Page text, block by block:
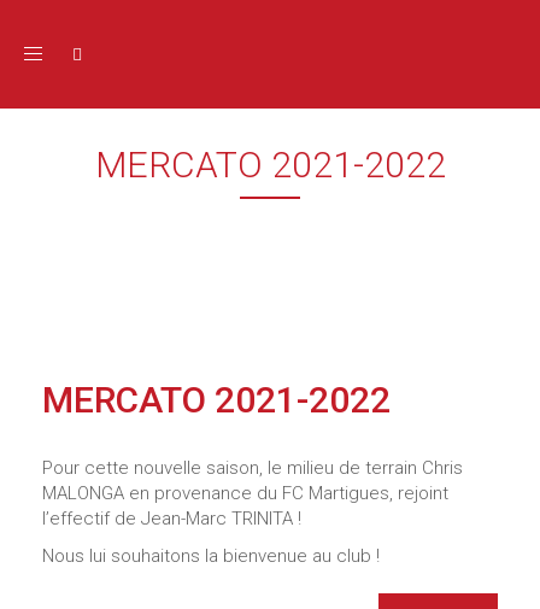
Toggle navigation
MERCATO 2021-2022
MERCATO 2021-2022
Pour cette nouvelle saison, le milieu de terrain Chris
MALONGA en provenance du FC Martigues, rejoint
l’effectif de Jean-Marc TRINITA !
Nous lui souhaitons la bienvenue au club !